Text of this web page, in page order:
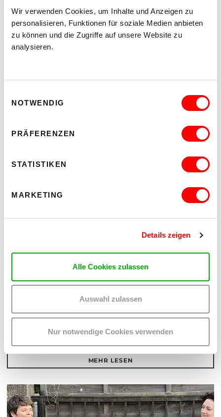
Wir verwenden Cookies, um Inhalte und Anzeigen zu
personalisieren, Funktionen für soziale Medien anbieten
zu können und die Zugriffe auf unsere Website zu
analysieren.
NOTWENDIG
PRÄFERENZEN
STATISTIKEN
MARKETING
Details zeigen
Alle Cookies zulassen
Auswahl zulassen
Nur notwendige Cookies verwenden
PALOMA 004
PLATZKONZERTE 2026
PLATZKONZERTE 2026
Do 13.8.2026
20.30
MEHR LESEN